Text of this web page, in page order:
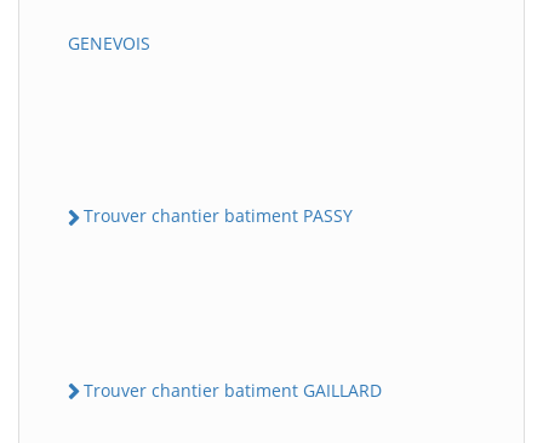
GENEVOIS
Trouver chantier batiment PASSY
Trouver chantier batiment GAILLARD